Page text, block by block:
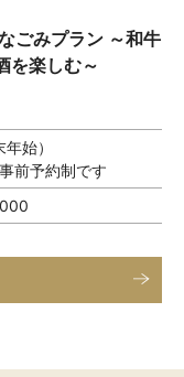
ごみプラン ～和牛
を楽しむ～
始）
前予約制です